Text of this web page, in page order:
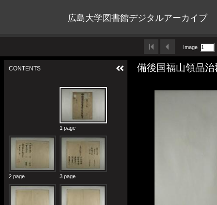
広島大学図書館デジタルアーカイブ